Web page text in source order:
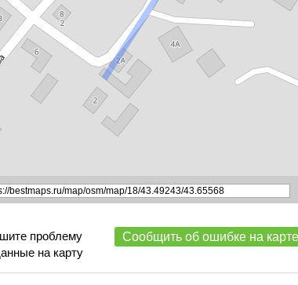
проблему
на карту
Сообщить об ошибке на карте